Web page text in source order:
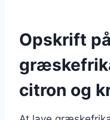
Opskrift
citron og